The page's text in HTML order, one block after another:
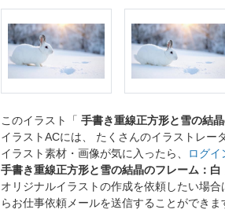
このイラスト「 手書き重線正方形と雪の結
イラストACには、 たくさんのイラストレー
イラスト素材・画像が気に入ったら、
ログイ
手書き重線正方形と雪の結晶のフレーム：白
オリジナルイラストの作成を依頼したい場合
らお仕事依頼メールを送信することができ